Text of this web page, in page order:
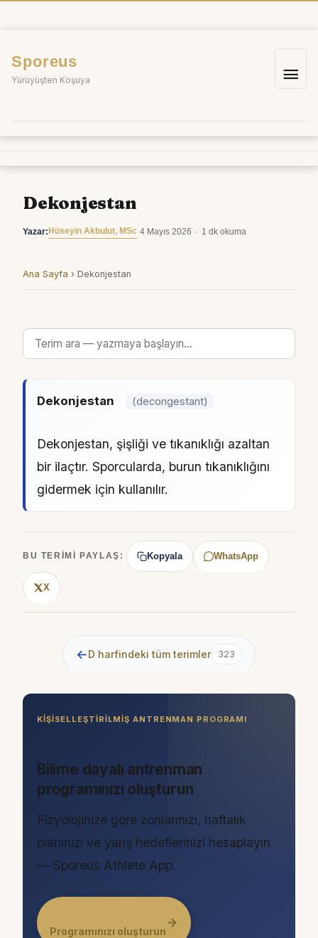
Sporeus
Yürüyüşten Koşuya
Ana
Dekonjestan
Yazar: Hüseyin Akbulut, MSc 4 Mayıs 2026 1 dk okuma
Ana Sayfa › Dekonjestan
Dekonjestan (decongestant)
Dekonjestan, şişliği ve tıkanıklığı azaltan
bir ilaçtır. Sporcularda, burun tıkanıklığını
gidermek için kullanılır.
BU TERIMI PAYLAŞ: Kopyala WhatsApp
X
←D harfindeki tüm terimler 323
KIŞISELLEŞTIRILMIŞ ANTRENMAN PROGRAMI
Bilime dayalı antrenman
programınızı oluşturun
Fizyolojinize göre zonlarınızı, haftalık
planınızı ve yarış hedeflerinizi hesaplayın
— Sporeus Athlete App.
Programınızı oluşturun
→